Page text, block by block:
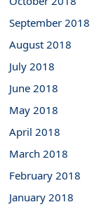
September 2018
August 2018
July 2018
June 2018
May 2018
April 2018
March 2018
February 2018
January 2018